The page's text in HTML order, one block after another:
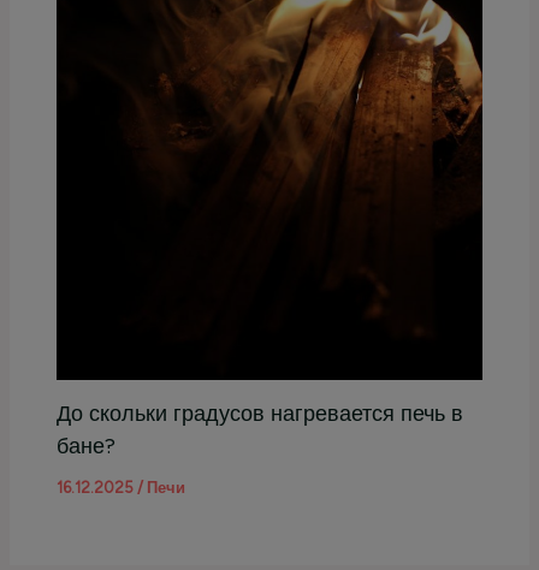
До скольки градусов нагревается печь в
бане?
16.12.2025 / Печи